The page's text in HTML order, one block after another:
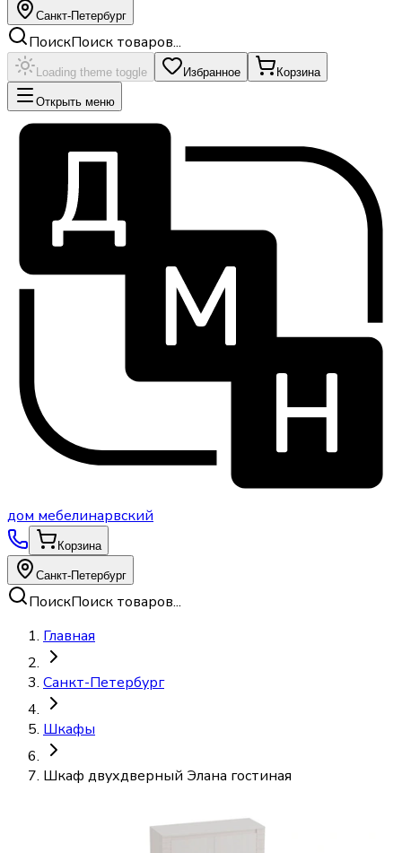
Санкт-Петербург
ПоискПоиск товаров...
Loading theme toggle Избранное Корзина
Открыть меню
дом мебелинарвский
Корзина
Санкт-Петербург
ПоискПоиск товаров...
Главная
Санкт-Петербург
Шкафы
Шкаф двухдверный Элана гостиная